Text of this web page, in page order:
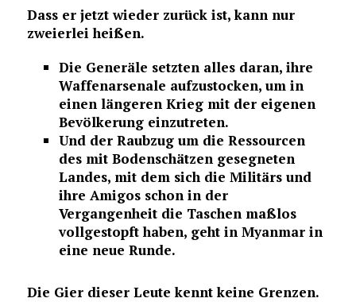
Dass er jetzt wieder zurück ist, kann nur
zweierlei heißen.
Die Generäle setzten alles daran, ihre
Waffenarsenale aufzustocken, um in
einen längeren Krieg mit der eigenen
Bevölkerung einzutreten.
Und der Raubzug um die Ressourcen
des mit Bodenschätzen gesegneten
Landes, mit dem sich die Militärs und
ihre Amigos schon in der
Vergangenheit die Taschen maßlos
vollgestopft haben, geht in Myanmar in
eine neue Runde.
Die Gier dieser Leute kennt keine Grenzen.